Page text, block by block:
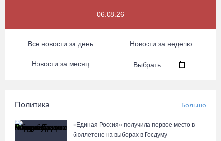
06.08.26
Все новости за день Новости за неделю
Новости за месяц Выбрать
Политика Больше
«Единая Россия» получила первое место в
бюллетене на выборах в Госдуму